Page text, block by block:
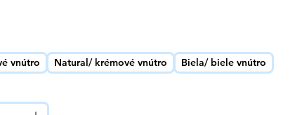
vnútro
Natural/ krémové vnútro Biela/ biele vnútro